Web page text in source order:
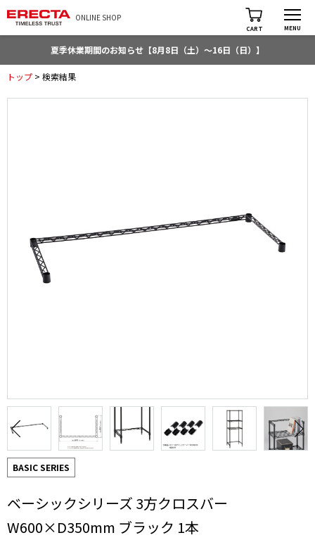
ONLINE SHOP
CART MENU
夏季休業期間のお知らせ【8月8日（土）～16日（日）】
トップ > 検索結果
BASIC SERIES
ベーシックシリーズ 3方クロスバー
W600×D350mm ブラック 1本